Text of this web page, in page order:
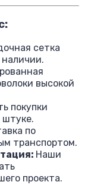
сетка
высокой
покупки
штуке.
по
транспортом.
Наши
проекта.